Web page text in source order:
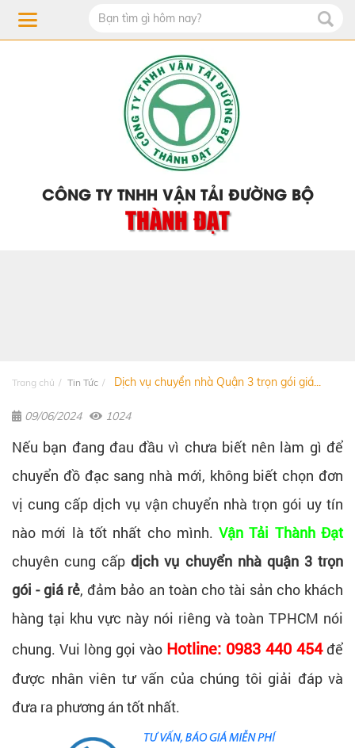
CÔNG TY TNHH VẬN TẢI ĐƯỜNG BỘ
THÀNH ĐẠT
Trang chủ Tin Tức Dịch vụ chuyển nhà Quận 3 trọn gói giá...
09/06/2024 1024
Nếu bạn đang đau đầu vì chưa biết nên làm gì để
chuyển đồ đạc sang nhà mới, không biết chọn đơn
vị cung cấp dịch vụ vận chuyển nhà trọn gói uy tín
nào mới là tốt nhất cho mình.Vận Tải Thành Đạt
chuyên cung cấpdịch vụ chuyển nhà quận 3 trọn
gói - giá rẻ, đảm bảo an toàn cho tài sản cho khách
hàng tại khu vực này nói riêng và toàn TPHCM nói
chung. Vui lòng gọi vào Hotline: 0983 440 454 để
được nhân viên tư vấn của chúng tôi giải đáp và
đưa ra phương án tốt nhất.